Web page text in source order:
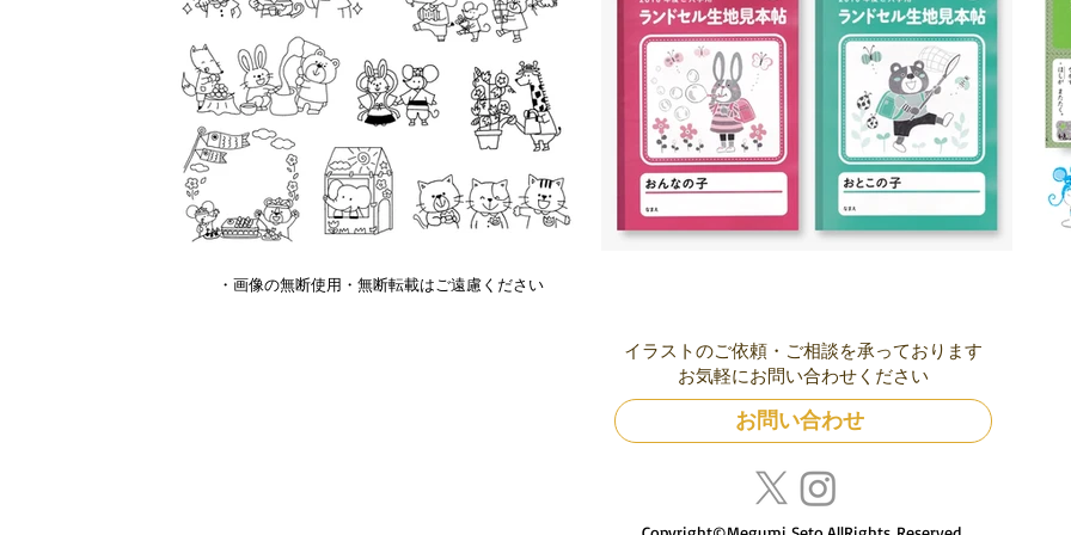
・画像の無断使用・無断転載はご遠慮ください
イラストのご依頼・ご相談を承っております
お気軽にお問い合わせください
お問い合わせ